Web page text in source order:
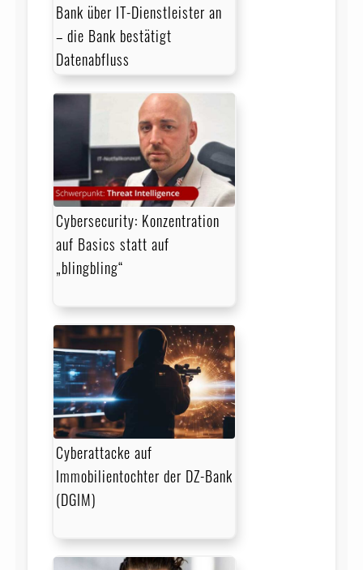
Bank über IT-Dienstleister an
– die Bank bestätigt
Datenabfluss
Cybersecurity: Konzentration
auf Basics statt auf
„blingbling“
Cyberattacke auf
Immobilientochter der DZ-Bank
(DGIM)